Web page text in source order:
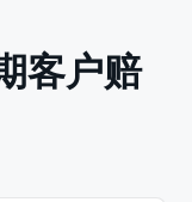
客户赔